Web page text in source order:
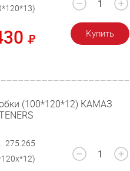
Купить
(100*120*12) КАМАЗ
275.265